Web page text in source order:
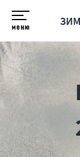
меню